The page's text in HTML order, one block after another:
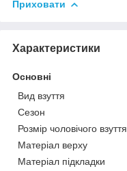
Приховати
Характеристики
Основні
Вид взуття
Сезон
Розмір чоловічого взуття
Матеріал верху
Матеріал підкладки